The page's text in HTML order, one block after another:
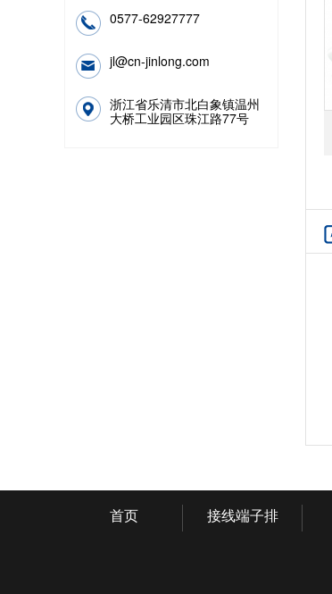
0577-62927777
jl@cn-jinlong.com
浙江省乐清市北白象镇温州
大桥工业园区珠江路77号
首页 接线端子排